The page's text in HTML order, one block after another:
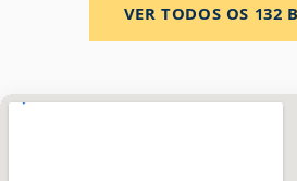
VER TODOS OS 132